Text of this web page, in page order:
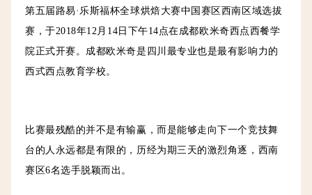
第五届路易·乐斯福杯全球烘焙大赛中国赛区西南区域选拔
赛，于2018年12月14日下午14点在成都欧米奇西点西餐学
院正式开赛。成都欧米奇是四川最专业也是最有影响力的
西式西点教育学校。
比赛最残酷的并不是有输赢，而是能够走向下一个竞技舞
台的人永远都是有限的，历经为期三天的激烈角逐，西南
赛区6名选手脱颖而出。